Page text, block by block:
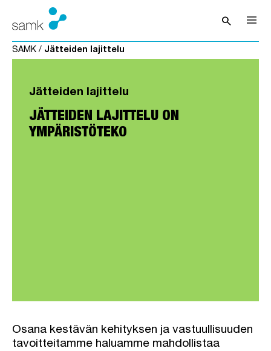
Siirry sisältöön
searchAvaa haku
SAMK / Jätteiden lajittelu
Jätteiden lajittelu
JÄTTEIDEN LAJITTELU ON
YMPÄRISTÖTEKO
Osana kestävän kehityksen ja vastuullisuuden
tavoitteitamme haluamme mahdollistaa